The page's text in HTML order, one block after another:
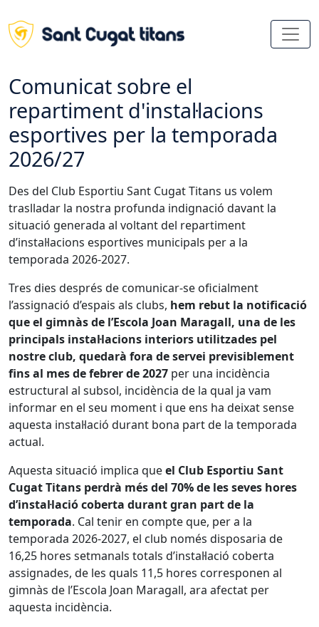
Comunicat sobre el
repartiment d'instal·lacions
esportives per la temporada
2026/27
Des del Club Esportiu Sant Cugat Titans us volem
traslladar la nostra profunda indignació davant la
situació generada al voltant del repartiment
d’instal·lacions esportives municipals per a la
temporada 2026-2027.
Tres dies després de comunicar-se oficialment
l’assignació d’espais als clubs, hem rebut la notificació
que el gimnàs de l’Escola Joan Maragall, una de les
principals instal·lacions interiors utilitzades pel
nostre club, quedarà fora de servei previsiblement
fins al mes de febrer de 2027 per una incidència
estructural al subsol, incidència de la qual ja vam
informar en el seu moment i que ens ha deixat sense
aquesta instal·lació durant bona part de la temporada
actual.
Aquesta situació implica queel Club Esportiu Sant
Cugat Titans perdrà més del 70% de les seves hores
d’instal·lació coberta durant gran part de la
temporada. Cal tenir en compte que, per a la
temporada 2026-2027, el club només disposaria de
16,25 hores setmanals totals d’instal·lació coberta
assignades, de les quals 11,5 hores corresponen al
gimnàs de l’Escola Joan Maragall, ara afectat per
aquesta incidència.